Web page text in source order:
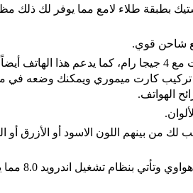
بطبقة طلاء لامع مما يوفر لك ذلك
المساحة الداخلية للهاتف تأتي بسعة 64 جيجا بايت مع 4 جيجا رام، كما يدعم هذا الهاتف أيضاً
تركيب كارت ميموري ويمكنك وضعه في
الهواتف.
لك من بينهم اللون الاسود أو الأزرق أو
واجهه مستخدم هذا الهاتف كما هي مدعومة من